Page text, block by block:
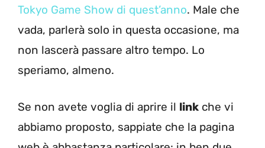
Tokyo Game Show di quest’anno. Male che
vada, parlerà solo in questa occasione, ma
non lascerà passare altro tempo. Lo
speriamo, almeno.
Se non avete voglia di aprire il link che vi
abbiamo proposto, sappiate che la pagina